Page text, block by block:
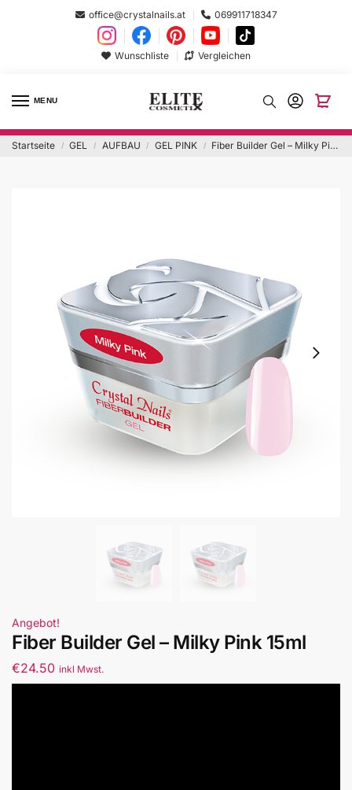
office@crystalnails.at 069911718347
Wunschliste Vergleichen
MENU
Startseite / GEL / AUFBAU / GEL PINK / Fiber Builder Gel – Milky Pink 15ml
Angebot!
Fiber Builder Gel – Milky Pink 15ml
€24.50 inkl Mwst.